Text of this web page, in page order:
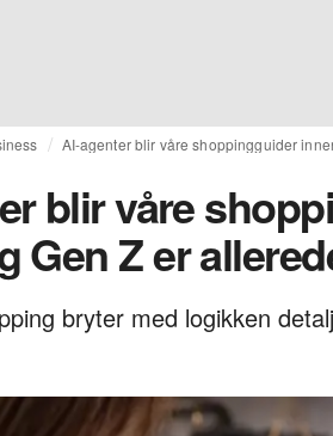
AI-agenter blir våre shoppingguider
blir våre
Gen Z er
bryter med logikken